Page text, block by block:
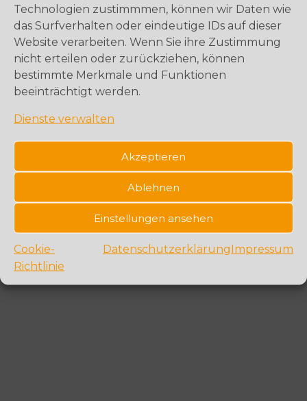
Technologien zustimmmen, können wir Daten wie
das Surfverhalten oder eindeutige IDs auf dieser
Website verarbeiten. Wenn Sie ihre Zustimmung
nicht erteilen oder zurückziehen, können
bestimmte Merkmale und Funktionen
beeinträchtigt werden.
Dienste verwalten
Akzeptieren
Ablehnen
Einstellungen ansehen
Cookie-
Richtlinie
DatenschutzerklärungImpressum